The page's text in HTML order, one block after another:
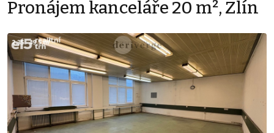
Pronájem kanceláře 20 m², Zlín